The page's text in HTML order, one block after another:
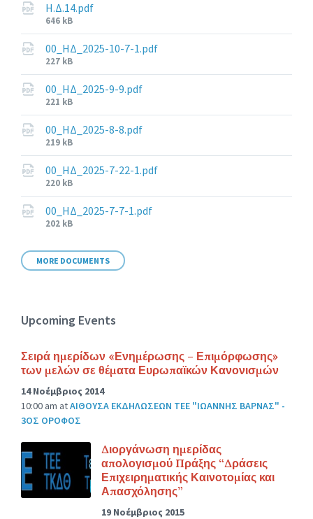
Η.Δ.14.pdf
File
size:
646 kB
00_ΗΔ_2025-10-7-1.pdf
File
size:
227 kB
00_ΗΔ_2025-9-9.pdf
File
size:
221 kB
00_ΗΔ_2025-8-8.pdf
File
size:
219 kB
00_ΗΔ_2025-7-22-1.pdf
File
size:
220 kB
00_ΗΔ_2025-7-7-1.pdf
File
202 kB
MORE DOCUMENTS
Upcoming Events
Σειρά ημερίδων «Ενημέρωσης – Επιμόρφωσης»
των μελών σε θέματα Ευρωπαϊκών Κανονισμών
14 Νοέμβριος 2014
10:00 am atΑΙΘΟΥΣΑ ΕΚΔΗΛΩΣΕΩΝ ΤΕΕ "ΙΩΑΝΝΗΣ ΒΑΡΝΑΣ" -
3ΟΣ ΟΡΟΦΟΣ
Διοργάνωση ημερίδας
απολογισμού Πράξης “Δράσεις
Επιχειρηματικής Καινοτομίας και
Απασχόλησης”
19 Νοέμβριος 2015